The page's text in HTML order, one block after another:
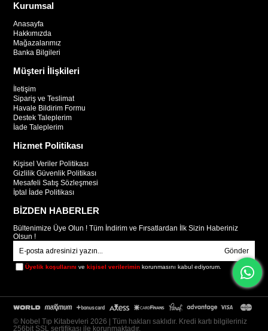
Kurumsal
Anasayfa
Hakkımızda
Mağazalarımız
Banka Bilgileri
Müşteri İlişkileri
İletişim
Sipariş ve Teslimat
Havale Bildirim Formu
Destek Taleplerim
İade Taleplerim
Hizmet Politikası
Kişisel Veriler Politikası
Gizlilik Güvenlik Politikası
Mesafeli Satış Sözleşmesi
İptal İade Politikası
BİZDEN HABERLER
Bültenimize Üye Olun ! Tüm İndirim ve Fırsatlardan İlk Sizin Haberiniz
Olsun !
Gönder
Üyelik koşullarını vekişisel verilerimin korunmasını kabul ediyorum.
© Nobel Tıp Kitabevleri 2026 | Tüm hakları saklıdır. Kredi kartı bilgileriniz
256bit SSL sertifikası ile korunmaktadır.